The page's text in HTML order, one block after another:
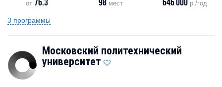
от 76.3 98 мест 646 000 р./год
3 программы
Московский политехнический
университет